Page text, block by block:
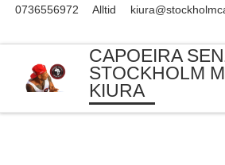
0736556972 Alltid
CAPOEIRA
STOCKHOLM
KIURA